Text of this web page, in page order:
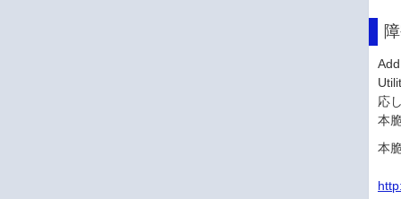
応
本
本